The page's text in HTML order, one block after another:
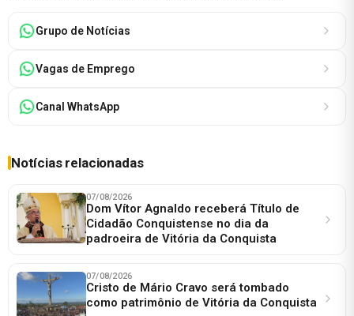
Grupo de Notícias
Vagas de Emprego
Canal WhatsApp
Notícias relacionadas
07/08/2026
Dom Vítor Agnaldo receberá Título de
Cidadão Conquistense no dia da
padroeira de Vitória da Conquista
07/08/2026
Cristo de Mário Cravo será tombado
como patrimônio de Vitória da Conquista